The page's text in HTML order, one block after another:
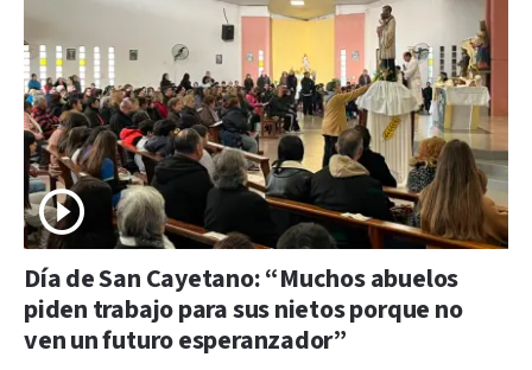
Día de San Cayetano: “Muchos abuelos
piden trabajo para sus nietos porque no
ven un futuro esperanzador”